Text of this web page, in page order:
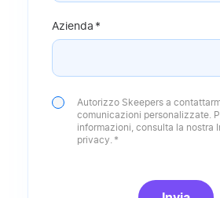
Azienda *
Autorizzo Skeepers a
comunicazioni personalizzate.
informazioni, consulta la nostra
privacy *